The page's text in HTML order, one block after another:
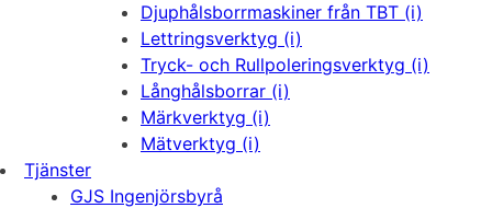
Djuphålsborrmaskiner från TBT (i)
Lettringsverktyg (i)
Tryck- och Rullpoleringsverktyg (i)
Långhålsborrar (i)
Märkverktyg (i)
Mätverktyg (i)
Tjänster
GJS Ingenjörsbyrå